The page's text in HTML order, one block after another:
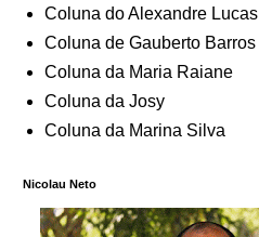
Coluna do Alexandre Lucas
Coluna de Gauberto Barros
Coluna da Maria Raiane
Coluna da Josy
Coluna da Marina Silva
Nicolau Neto